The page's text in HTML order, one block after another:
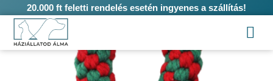
20.000 ft feletti rendelés esetén ingyenes a szállítás!